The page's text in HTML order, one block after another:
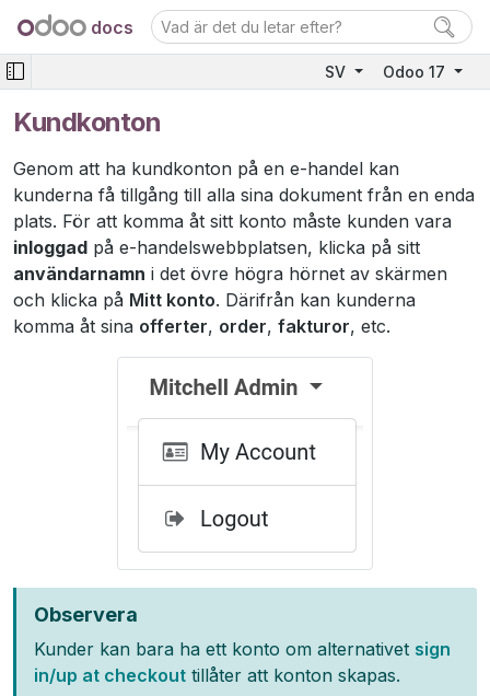
docs
SV Odoo 17
Kundkonton
Genom att ha kundkonton på en e-handel kan
kunderna få tillgång till alla sina dokument från en enda
plats. För att komma åt sitt konto måste kunden vara
inloggad på e-handelswebbplatsen, klicka på sitt
användarnamn i det övre högra hörnet av skärmen
och klicka på Mitt konto. Därifrån kan kunderna
komma åt sina offerter, order, fakturor, etc.
Observera
Kunder kan bara ha ett konto om alternativet sign
in/up at checkout tillåter att konton skapas.